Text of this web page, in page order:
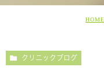
HOME
クリニックブログ